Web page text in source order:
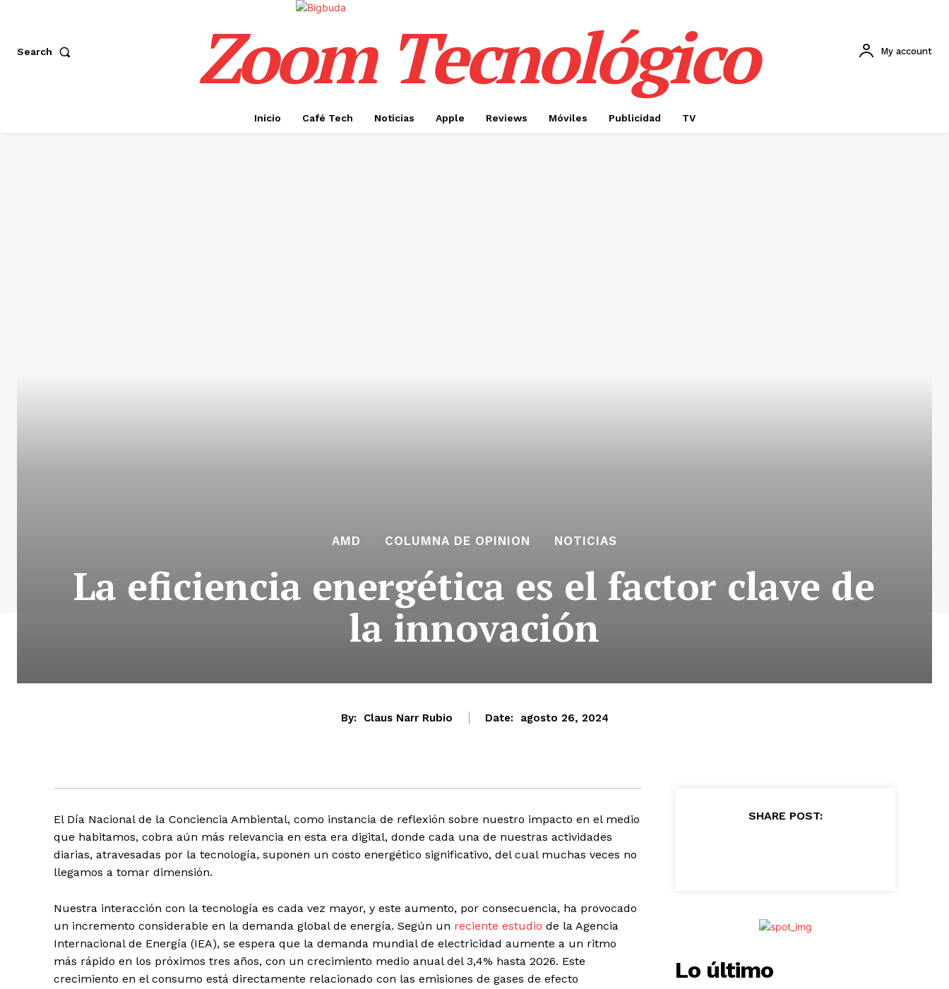
Search Zoom Tecnológico My account
Inicio Café Tech Noticias Apple Reviews Móviles Publicidad TV
AMD COLUMNA DE OPINION NOTICIAS
La eficiencia energética es el factor clave de
la innovación
By: Claus Narr Rubio Date: agosto 26, 2024
El Día Nacional de la Conciencia Ambiental, como instancia de reflexión sobre nuestro impacto en el medio
que habitamos, cobra aún más relevancia en esta era digital, donde cada una de nuestras actividades
diarias, atravesadas por la tecnología, suponen un costo energético significativo, del cual muchas veces no
llegamos a tomar dimensión.
Nuestra interacción con la tecnología es cada vez mayor, y este aumento, por consecuencia, ha provocado
un incremento considerable en la demanda global de energía. Según un reciente estudio de la Agencia
Internacional de Energía (IEA), se espera que la demanda mundial de electricidad aumente a un ritmo
más rápido en los próximos tres años, con un crecimiento medio anual del 3,4% hasta 2026. Este
crecimiento en el consumo está directamente relacionado con las emisiones de gases de efecto
SHARE POST:
Lo último